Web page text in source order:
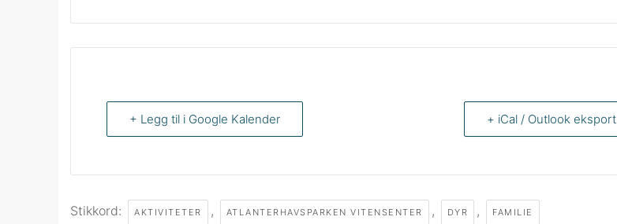
+ Legg til i Google Kalender + iCal / Outlook eksport
Stikkord: AKTIVITETER , ATLANTERHAVSPARKEN VITENSENTER , DYR , FAMILIE